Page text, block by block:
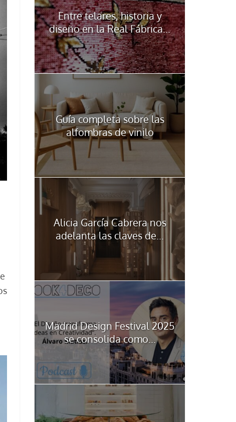
Entre telares, historia y
diseño en la Real Fábrica...
Guía completa sobre las
alfombras de vinilo
Alicia García Cabrera nos
adelanta las claves de...
Madrid Design Festival 2025
se consolida como...